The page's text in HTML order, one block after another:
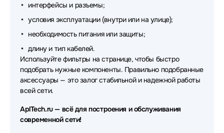
Аксессуары для сетевого оборудования Buro
Аксессуары для сетевого оборудования Intel
Аксессуары для сетевого оборудования TELTONIKA
Аксессуары для сетевого оборудования Asus
Аксессуары для сетевого оборудования Leadtek
Аксессуары для сетевого оборудования
CommScope
интерфейсы и разъемы;
условия эксплуатации (внутри или на улице);
необходимость питания или защиты;
длину и тип кабелей.
Используйте фильтры на странице, чтобы быстро
подобрать нужные компоненты. Правильно подобранные
аксессуары — это залог стабильной и надежной работы
всей сети.
AplTech.ru — всё для построения и обслуживания
современной сети!